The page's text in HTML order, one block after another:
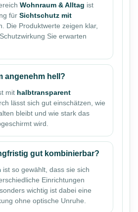
Wohnraum & Alltag ist
für Sichtschutz mit
Die Produktwerte zeigen klar,
Sie erwarten
angenehm hell?
mit halbtransparent
lässt sich gut einschätzen, wie
bleibt und wie stark das
wird.
gut kombinierbar?
ist so gewählt, dass sie sich
Einrichtungen
wichtig ist dabei eine
ohne optische Unruhe.